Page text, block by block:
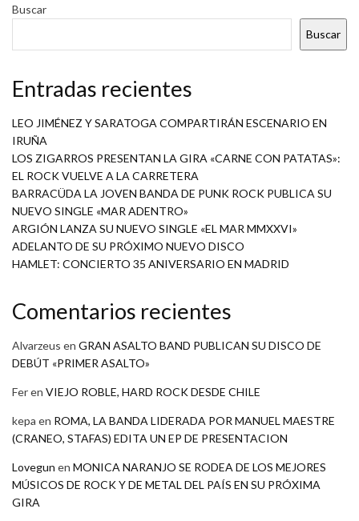
Buscar
Buscar
Entradas recientes
LEO JIMÉNEZ Y SARATOGA COMPARTIRÁN ESCENARIO EN
IRUÑA
LOS ZIGARROS PRESENTAN LA GIRA «CARNE CON PATATAS»:
EL ROCK VUELVE A LA CARRETERA
BARRACÜDA LA JOVEN BANDA DE PUNK ROCK PUBLICA SU
NUEVO SINGLE «MAR ADENTRO»
ARGIÓN LANZA SU NUEVO SINGLE «EL MAR MMXXVI»
ADELANTO DE SU PRÓXIMO NUEVO DISCO
HAMLET: CONCIERTO 35 ANIVERSARIO EN MADRID
Comentarios recientes
Alvarzeus en GRAN ASALTO BAND PUBLICAN SU DISCO DE
DEBÚT «PRIMER ASALTO»
Feren VIEJO ROBLE, HARD ROCK DESDE CHILE
kepa en ROMA, LA BANDA LIDERADA POR MANUEL MAESTRE
(CRANEO, STAFAS) EDITA UN EP DE PRESENTACION
Lovegun en MONICA NARANJO SE RODEA DE LOS MEJORES
MÚSICOS DE ROCK Y DE METAL DEL PAÍS EN SU PRÓXIMA
GIRA